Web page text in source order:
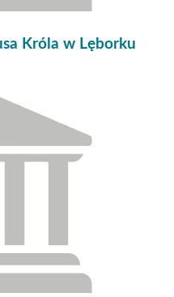
Króla w Lęborku